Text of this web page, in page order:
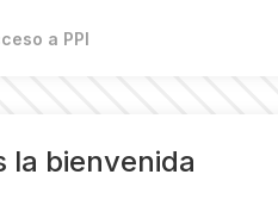
a PPI
la bienvenida